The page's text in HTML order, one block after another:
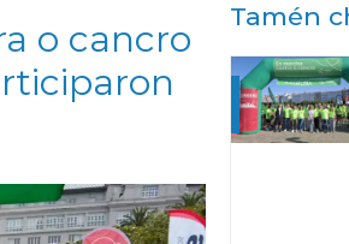
o cancro
Tamén